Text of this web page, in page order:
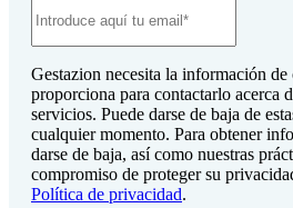
Gestazion necesita la información de
proporciona para contactarlo acerca
servicios. Puede darse de baja de
cualquier momento. Para obtener
darse de baja, así como nuestras
compromiso de proteger su
Política de privacidad.